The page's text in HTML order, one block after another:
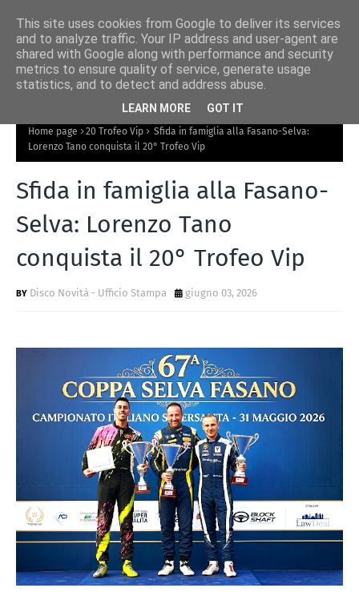
Home page 20 Trofeo Vip
Sfida in famiglia alla Fasano-Selva:
Lorenzo Tano conquista il 20° Trofeo Vip
Sfida in famiglia alla Fasano-
Selva: Lorenzo Tano
conquista il 20° Trofeo Vip
Disco Novità - Ufficio Stampa giugno 03, 2026
This site uses cookies from Google to deliver its services
and to analyze traffic. Your IP address and user-agent are
shared with Google along with performance and security
metrics to ensure quality of service, generate usage
statistics, and to detect and address abuse.
LEARN MORE GOT IT